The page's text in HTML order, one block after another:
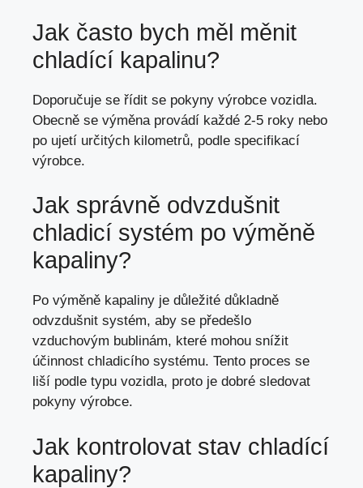
Jak často bych měl měnit
chladící kapalinu?
Doporučuje se řídit se pokyny výrobce vozidla.
Obecně se výměna provádí každé 2-5 roky nebo
po ujetí určitých kilometrů, podle specifikací
výrobce.
Jak správně odvzdušnit
chladicí systém po výměně
kapaliny?
Po výměně kapaliny je důležité důkladně
odvzdušnit systém, aby se předešlo
vzduchovým bublinám, které mohou snížit
účinnost chladicího systému. Tento proces se
liší podle typu vozidla, proto je dobré sledovat
pokyny výrobce.
Jak kontrolovat stav chladící
kapaliny?